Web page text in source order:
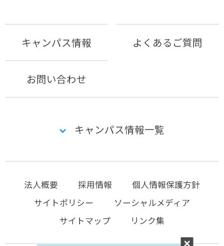
キャンパス情報 よくあるご質問
お問い合わせ
キャンパス情報一覧
法人概要 採用情報
個人情報保護方針
サイトポリシー
ソーシャルメディア
サイトマップ
リンク集